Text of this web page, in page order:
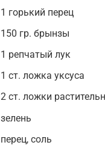
1 горький перец
150 гр. брынзы
1 репчатый лук
1 ст. ложка уксуса
2 ст. ложки
зелень
перец, соль